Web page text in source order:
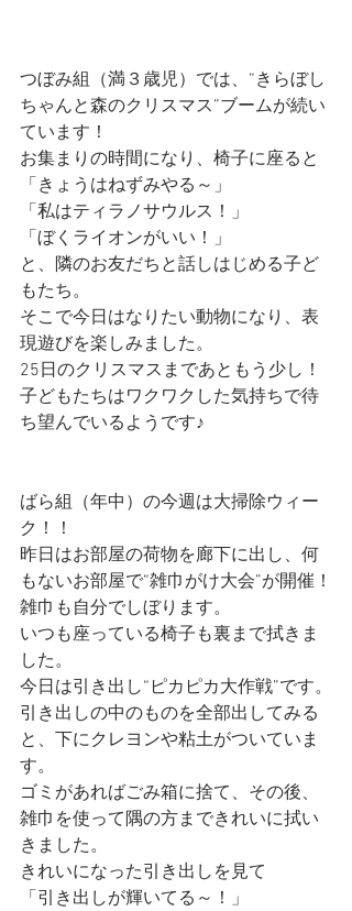
つぼみ組（満３歳児）では、“きらぼし
ちゃんと森のクリスマス”ブームが続い
ています！
お集まりの時間になり、椅子に座ると
「きょうはねずみやる～」
「私はティラノサウルス！」
「ぼくライオンがいい！」
と、隣のお友だちと話しはじめる子ど
もたち。
そこで今日はなりたい動物になり、表
現遊びを楽しみました。
25日のクリスマスまであともう少し！
子どもたちはワクワクした気持ちで待
ち望んでいるようです♪
ばら組（年中）の今週は大掃除ウィー
ク！！
昨日はお部屋の荷物を廊下に出し、何
もないお部屋で“雑巾がけ大会”が開催！
雑巾も自分でしぼります。
いつも座っている椅子も裏まで拭きま
した。
今日は引き出し“ピカピカ大作戦”です。
引き出しの中のものを全部出してみる
と、下にクレヨンや粘土がついていま
す。
ゴミがあればごみ箱に捨て、その後、
雑巾を使って隅の方まできれいに拭い
きました。
きれいになった引き出しを見て
「引き出しが輝いてる～！」